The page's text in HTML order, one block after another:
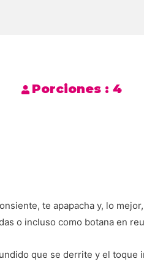
Porciones :4
te apapacha y, lo mejor,
o incluso como botana en
que se derrite y el toque